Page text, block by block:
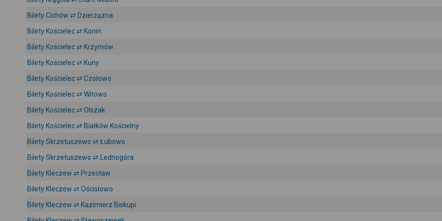
Bilety Cichów ⇄ Dzierżązna
Bilety Kościelec ⇄ Konin
Bilety Kościelec ⇄ Krzymów
Bilety Kościelec ⇄ Kuny
Bilety Kościelec ⇄ Czołowo
Bilety Kościelec ⇄ Witowo
Bilety Kościelec ⇄ Olszak
Bilety Kościelec ⇄ Białków Kościelny
Bilety Skrzetuszewo ⇄ Łubowo
Bilety Skrzetuszewo ⇄ Lednogóra
Bilety Kleczew ⇄ Przecław
Bilety Kleczew ⇄ Ościsłowo
Bilety Kleczew ⇄ Kazimierz Biskupi